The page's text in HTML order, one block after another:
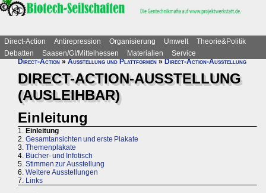
Direct-Action Antirepression Organisierung Umwelt
Theorie&Politik
Debatten
Saasen/GI/Mittelhessen Materialien
Service
Direct-Action»Ausstellung und Plattformen»Direct-Action-Ausstellung
DIRECT-ACTION-AUSSTELLUNG
(AUSLEIHBAR)
Einleitung
1. Einleitung
2. Gesamtansichten und erste Plakate
3. Themenplakate
4. Bücher- und Infotisch
5. Stimmen zur Ausstellung
6. Weitere Ausstellungen
7. Links